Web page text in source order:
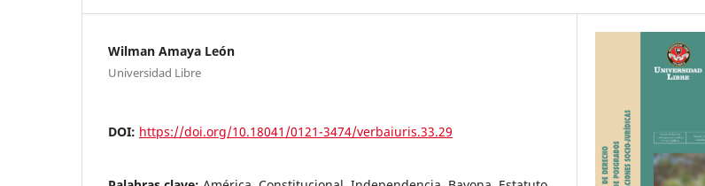
Wilman Amaya León
Universidad Libre
DOI: https://doi.org/10.18041/0121-3474/verbaiuris.33.29